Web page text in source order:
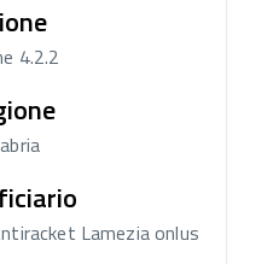
4.2.2
Lamezia onlus